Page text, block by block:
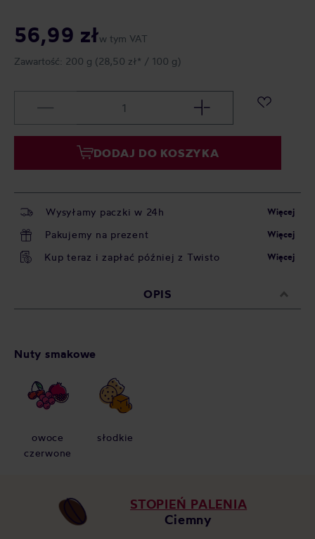
56,99 złw tym VAT
Zawartość: 200 g (28,50 zł* / 100 g)
DODAJ DO KOSZYKA
Wysyłamy paczki w 24h Więcej
Pakujemy na prezent Więcej
Kup teraz i zapłać później z Twisto Więcej
OPIS
Nuty smakowe
owoce
czerwone
słodkie
STOPIEŃ PALENIA
Ciemny